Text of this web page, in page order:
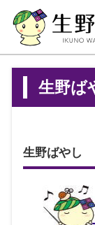
生野ば
生野ばやし